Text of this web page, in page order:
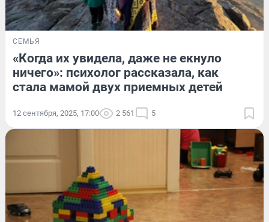
СЕМЬЯ
«Когда их увидела, даже не екнуло
ничего»: психолог рассказала, как
стала мамой двух приемных детей
12 сентября, 2025, 17:00 2 561 5